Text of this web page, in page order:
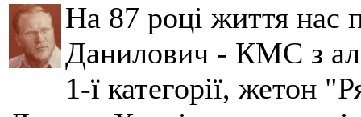
На 87 році життя нас
Данилович - КМС з
1-ї категорії, жетон